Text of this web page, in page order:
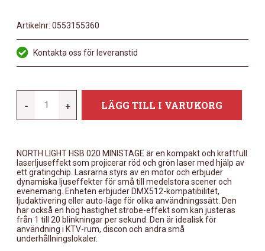
Artikelnr: 0553155360
Kontakta oss för leveranstid
-
MINISTAGE
MÄNGD
+ LÄGG TILL I VARUKORG
NORTH LIGHT HSB 020 MINISTAGE är en kompakt och kraftfull
laserljuseffekt som projicerar röd och grön laser med hjälp av
ett gratingchip. Lasrarna styrs av en motor och erbjuder
dynamiska ljuseffekter för små till medelstora scener och
evenemang. Enheten erbjuder DMX512-kompatibilitet,
ljudaktivering eller auto-läge för olika användningssätt. Den
har också en hög hastighet strobe-effekt som kan justeras
från 1 till 20 blinkningar per sekund. Den är idealisk för
användning i KTV-rum, discon och andra små
underhållningslokaler.